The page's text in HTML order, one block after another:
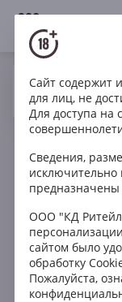
Ваш город
Вино
Сайт содержит
для лиц, не
Для доступа на
Сведения,
предназначены
ООО "КД
сайтом было
обработку
Пожалуйста,